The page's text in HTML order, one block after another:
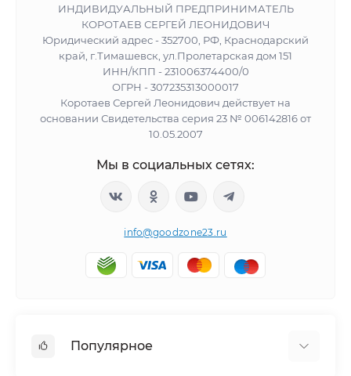
ИНДИВИДУАЛЬНЫЙ ПРЕДПРИНИМАТЕЛЬ
КОРОТАЕВ СЕРГЕЙ ЛЕОНИДОВИЧ
Юридический адрес - 352700, РФ, Краснодарский
край, г.Тимашевск, ул.Пролетарская дом 151
ИНН/КПП - 231006374400/0
ОГРН - 307235313000017
Коротаев Сергей Леонидович действует на
основании Свидетельства серия 23 № 006142816 от
10.05.2007
Мы в социальных сетях:
info@goodzone23.ru
Популярное